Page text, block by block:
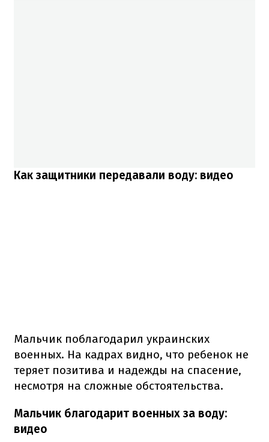
Как защитники передавали воду: видео​
Мальчик поблагодарил украинских
военных. На кадрах видно, что ребенок не
теряет позитива и надежды на спасение,
несмотря на сложные обстоятельства.
Мальчик благодарит военных за воду:
видео